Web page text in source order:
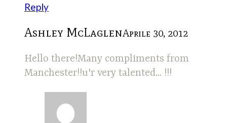
Reply
Ashley McLaglenAprile 30, 2012
Hello there!Many compliments from
Manchester!!u'r very talented... !!!